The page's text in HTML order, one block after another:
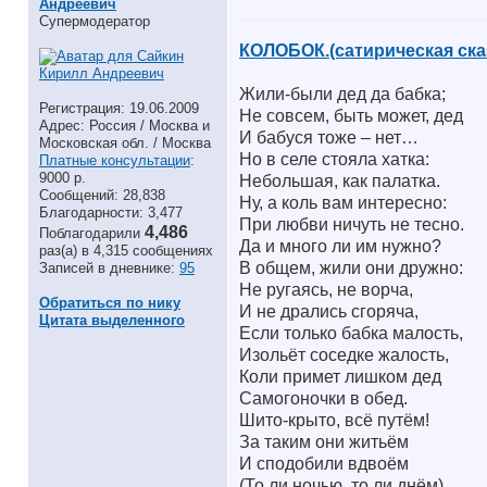
Андреевич
Супермодератор
Регистрация: 19.06.2009
Адрес: Россия / Москва и
Московская обл. / Москва
Платные консультации:
9000 р.
Сообщений: 28,838
Благодарности: 3,477
Поблагодарили 4,486
раз(а) в 4,315 сообщениях
Записей в дневнике: 95
Обратиться по нику
Цитата выделенного
КОЛОБОК.(сатирическая
Жили-были дед да бабка;
Не совсем, быть может, дед
И бабуся тоже – нет…
Но в селе стояла хатка:
Небольшая, как палатка.
Ну, а коль вам интересно:
При любви ничуть не тесно.
Да и много ли им нужно?
В общем, жили они дружно:
Не ругаясь, не ворча,
И не дрались сгоряча,
Если только бабка малость,
Изольёт соседке жалость,
Коли примет лишком дед
Самогоночки в обед.
Шито-крыто, всё путём!
За таким они житьём
И сподобили вдвоём